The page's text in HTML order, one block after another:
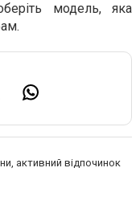
модель, яка
активний відпочинок